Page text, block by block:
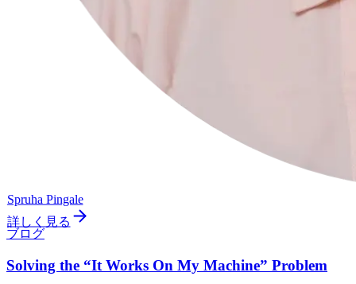
Spruha Pingale
詳しく見る
ブログ
Solving the “It Works On My Machine” Problem